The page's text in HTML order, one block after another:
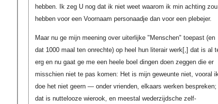
hebben. Ik zeg U nog dat ik niet weet waarom ik min achting zou
hebben voor een Voornaam personaadje dan voor een plebejer.
Maar nu ge mijn meening over uiterlijke "Menschen" toepast (en
dat 1000 maal ten onrechte) op heel hun literair werk[,] dat is al
erg en nu gaat ge me een heele boel dingen doen zeggen die er
misschien niet te pas komen: Het is mijn geweunte niet, vooral
doe het niet geern — onder vrienden, elkaars werken bespreken;
dat is nuttelooze wierook, en meestal wederzijdsche zelf-